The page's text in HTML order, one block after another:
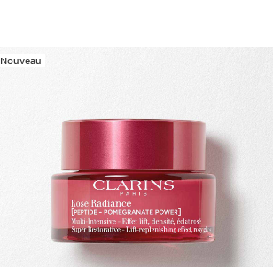
Nouveau